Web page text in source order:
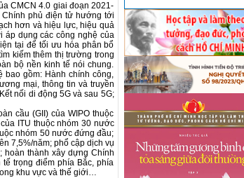
CMCN 4.0 giai đoạn 2021-
Chính phủ điện tử hướng tới
hơn và hiệu lực, hiệu quả
áp dụng các công nghệ của
tại để tối ưu hóa phân bổ
kiếm thêm thị trường trong
bộ nền kinh tế nói chung.
gồm: Hành chính công,
mại, thông tin và truyền
nối di động 5G và sau 5G;
cầu (GII) của WIPO thuộc
ITU thuộc nhóm 30 nước
nhóm 50 nước đứng đầu;
7,5%/năm; phổ cập dịch vụ
hoàn thành xây dựng Chính
trọng điểm phía Bắc, phía
khu vực và thế giới…